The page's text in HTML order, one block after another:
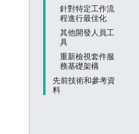
針對特定工作流
程進行最佳化
其他開發人員工
具
重新檢視套件服
務基礎架構
先前技術和參考資
料